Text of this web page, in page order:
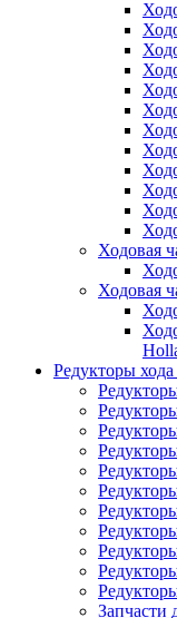
Ходовая
Ходовая
Редукторы
Запчасти